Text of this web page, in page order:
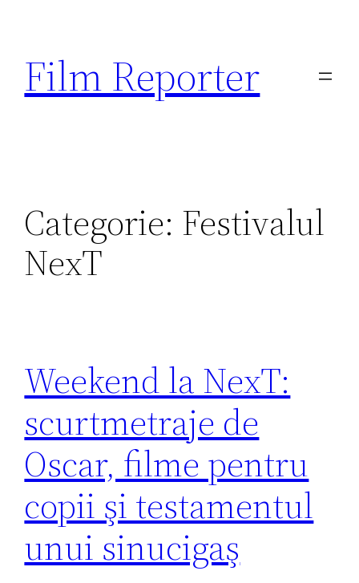
conținut
Film Reporter
Categorie: Festivalul
NexT
Weekend la NexT:
scurtmetraje de
Oscar, filme pentru
copii şi testamentul
unui sinucigaş